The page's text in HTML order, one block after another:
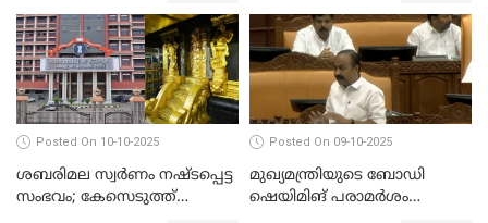
Posted On 10-10-2025
ശബരിമല സ്വര്‍ണം നഷ്ടപ്പെട്ട
സംഭവം; കേസെടുത്ത്
Posted On 09-10-2025
മുഖ്യമന്ത്രിയുടെ ബോഡി
ഷെയിമിങ് പരാമര്‍ശം